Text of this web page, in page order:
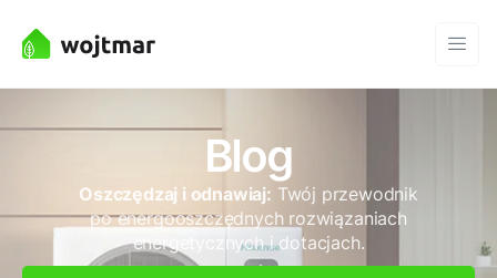
Blog
Oszczędzaj i odnawiaj: Twój przewodnik
po energooszczędnych rozwiązaniach
energetycznych i dotacjach.